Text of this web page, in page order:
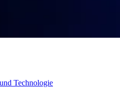
Technologie